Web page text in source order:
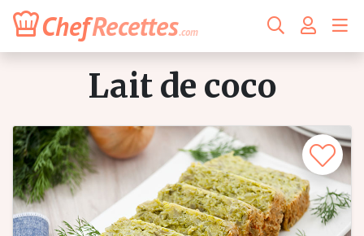
ChefRecettes.com
lait de coco